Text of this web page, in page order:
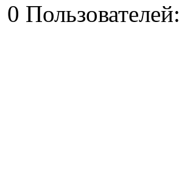
0 Пользователей: